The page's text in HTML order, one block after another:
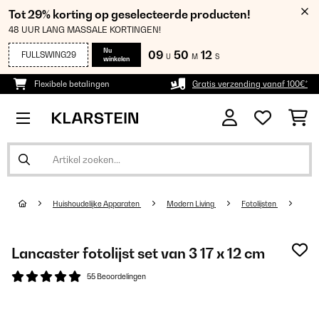
Tot 29% korting op geselecteerde producten!
48 UUR LANG MASSALE KORTINGEN!
FULLSWING29
Nu
winkelen
09 U 50 M 12 S
Flexibele betalingen Gratis verzending vanaf 100€*
Huishoudelijke Apparaten Modern Living Fotolijsten
Lancaster fotolijst set van 3 17 x 12 cm
55 Beoordelingen